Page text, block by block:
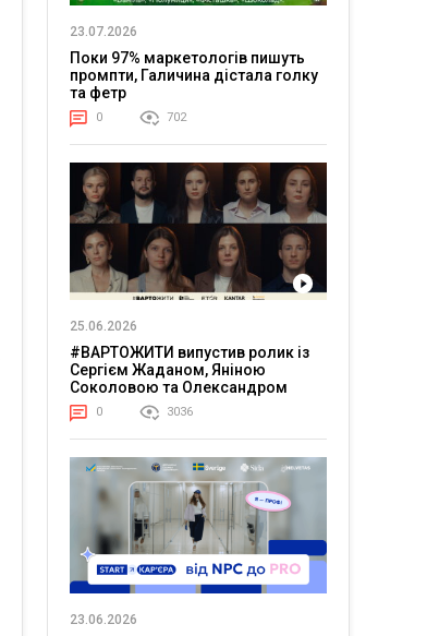
23.07.2026
Поки 97% маркетологів пишуть
промпти, Галичина дістала голку
та фетр
0 702
25.06.2026
#ВАРТОЖИТИ випустив ролик із
Сергієм Жаданом, Яніною
Соколовою та Олександром
Тереном про життя в постійній
напрузі
0 3036
23.06.2026